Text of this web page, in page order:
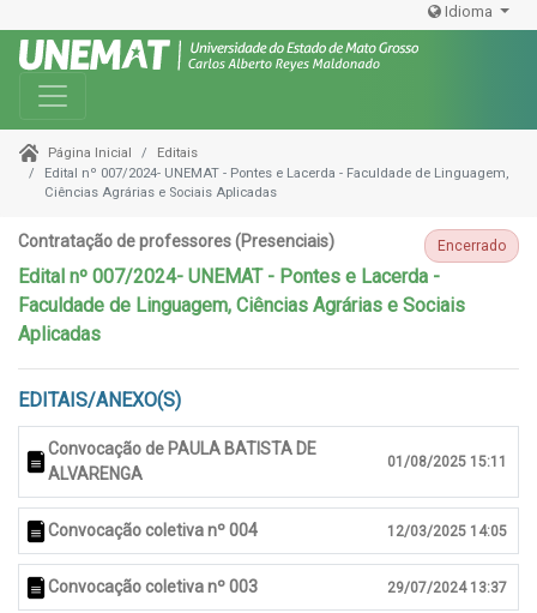
Idioma
Toggle navigation
Página Inicial
Editais
Edital nº 007/2024- UNEMAT - Pontes e Lacerda - Faculdade de Linguagem,
Ciências Agrárias e Sociais Aplicadas
Contratação de professores (Presenciais) Encerrado
Edital nº 007/2024- UNEMAT - Pontes e Lacerda -
Faculdade de Linguagem, Ciências Agrárias e Sociais
Aplicadas
EDITAIS/ANEXO(S)
Convocação de PAULA BATISTA DE
ALVARENGA
01/08/2025 15:11
Convocação coletiva nº 004 12/03/2025 14:05
Convocação coletiva nº 003 29/07/2024 13:37